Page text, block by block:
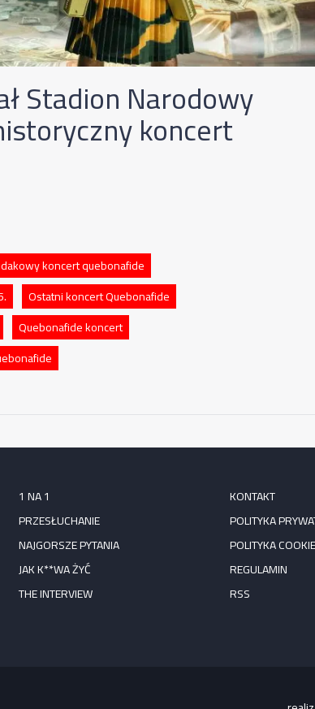
Stadion Narodowy
koncert
koncert quebonafide
Ostatni koncert Quebonafide
Quebonafide koncert
1 NA 1
PRZESŁUCHANIE
NAJGORSZE PYTANIA
JAK K**WA ŻYĆ
THE INTERVIEW
KONTAKT
POLITYKA
POLITYKA
REGULAMIN
RSS